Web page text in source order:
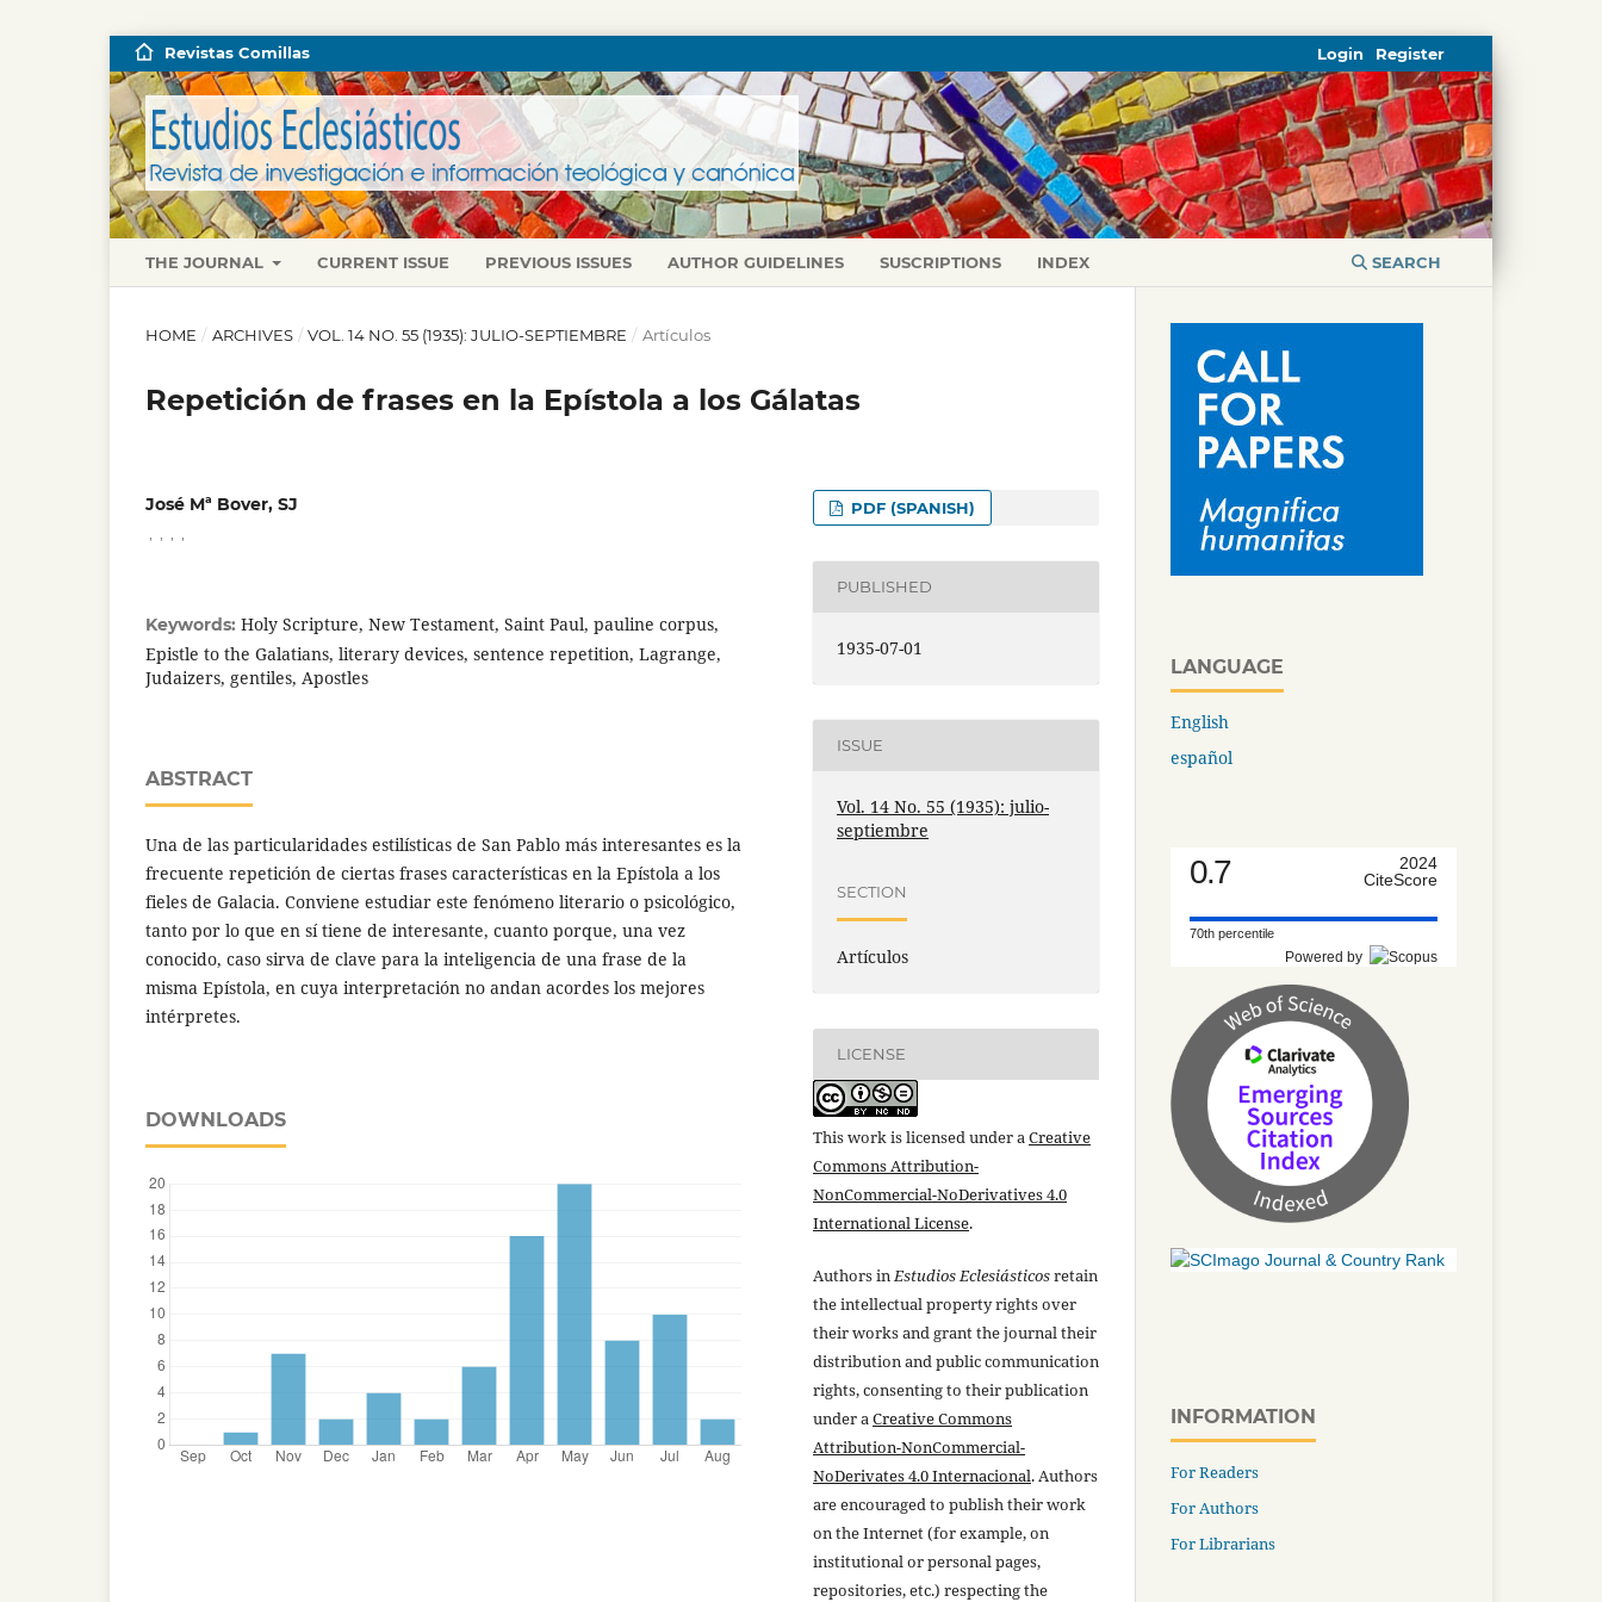
THE JOURNAL CURRENT ISSUE PREVIOUS ISSUES AUTHOR GUIDELINES SUSCRIPTIONS INDEX SEARCH
Revistas Comillas Register
Login
HOME / ARCHIVES / VOL. 14 NO. 55 (1935): JULIO-SEPTIEMBRE / Artículos
Repetición de frases en la Epístola a los Gálatas
José Mª Bover, SJ
Keywords: Holy Scripture, New Testament, Saint Paul, pauline corpus,
Epistle to the Galatians, literary devices, sentence repetition, Lagrange,
Judaizers, gentiles, Apostles
ABSTRACT
Una de las particularidades estilísticas de San Pablo más interesantes es la
frecuente repetición de ciertas frases características en la Epístola a los
fieles de Galacia. Conviene estudiar este fenómeno literario o psicológico,
tanto por lo que en sí tiene de interesante, cuanto porque, una vez
conocido, caso sirva de clave para la inteligencia de una frase de la
misma Epístola, en cuya interpretación no andan acordes los mejores
intérpretes.
DOWNLOADS
PDF (SPANISH)
PUBLISHED
1935-07-01
ISSUE
Vol. 14 No. 55 (1935): julio-
septiembre
SECTION
Artículos
LICENSE
This work is licensed under aCreative
Commons Attribution-
NonCommercial-NoDerivatives 4.0
International License.
Authors inEstudios Eclesiásticosretain
the intellectual property rights over
their works and grant the journal their
distribution and public communication
rights, consenting to their publication
under aCreative Commons
Attribution-NonCommercial-
NoDerivates 4.0 Internacional. Authors
are encouraged to publish their work
on the Internet (for example, on
institutional or personal pages,
repositories, etc.) respecting the
LANGUAGE
English
español
0.7
2024
CiteScore
70th percentile
Powered by
INFORMATION
For Readers
For Authors
For Librarians